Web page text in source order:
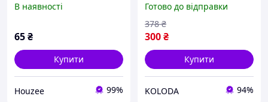
склеювання різних
В наявності
65₴
Купити
Houzee 99%
3 пилки + Бонус
Готово до відправки
300₴
378 ₴
Купити
KOLODA 94%